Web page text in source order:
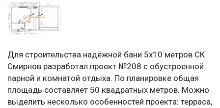
Для строительства надёжной бани 5х10 метров СК
Смирнов разработал проект №208 с обустроенной
парной и комнатой отдыха. По планировке общая
площадь составляет 50 квадратных метров. Можно
выделить несколько особенностей проекта: терраса,